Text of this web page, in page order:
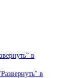
в
в